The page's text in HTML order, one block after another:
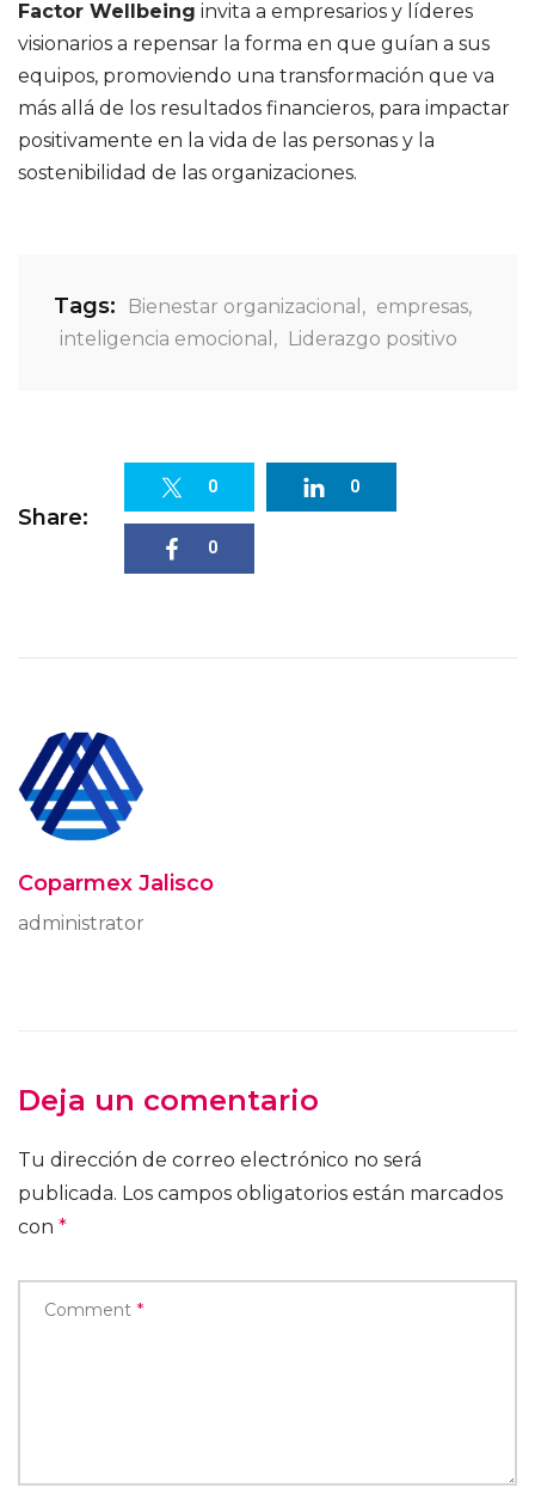
Factor Wellbeing invita a empresarios y líderes
visionarios a repensar la forma en que guían a sus
equipos, promoviendo una transformación que va
más allá de los resultados financieros, para impactar
positivamente en la vida de las personas y la
sostenibilidad de las organizaciones.
Tags: Bienestar organizacional , empresas,
inteligencia emocional , Liderazgo positivo
Share:
0 0
0
Coparmex Jalisco
administrator
Deja un comentario
Tu dirección de correo electrónico no será
publicada. Los campos obligatorios están marcados
con *
Comment *